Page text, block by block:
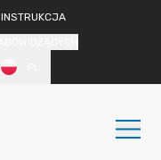
INSTRUKCJA